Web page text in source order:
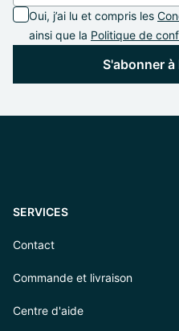
Oui, j’ai lu et compris les
ainsi que la Politique de
S'abonner
SERVICES
Contact
Commande et livraison
Centre d'aide